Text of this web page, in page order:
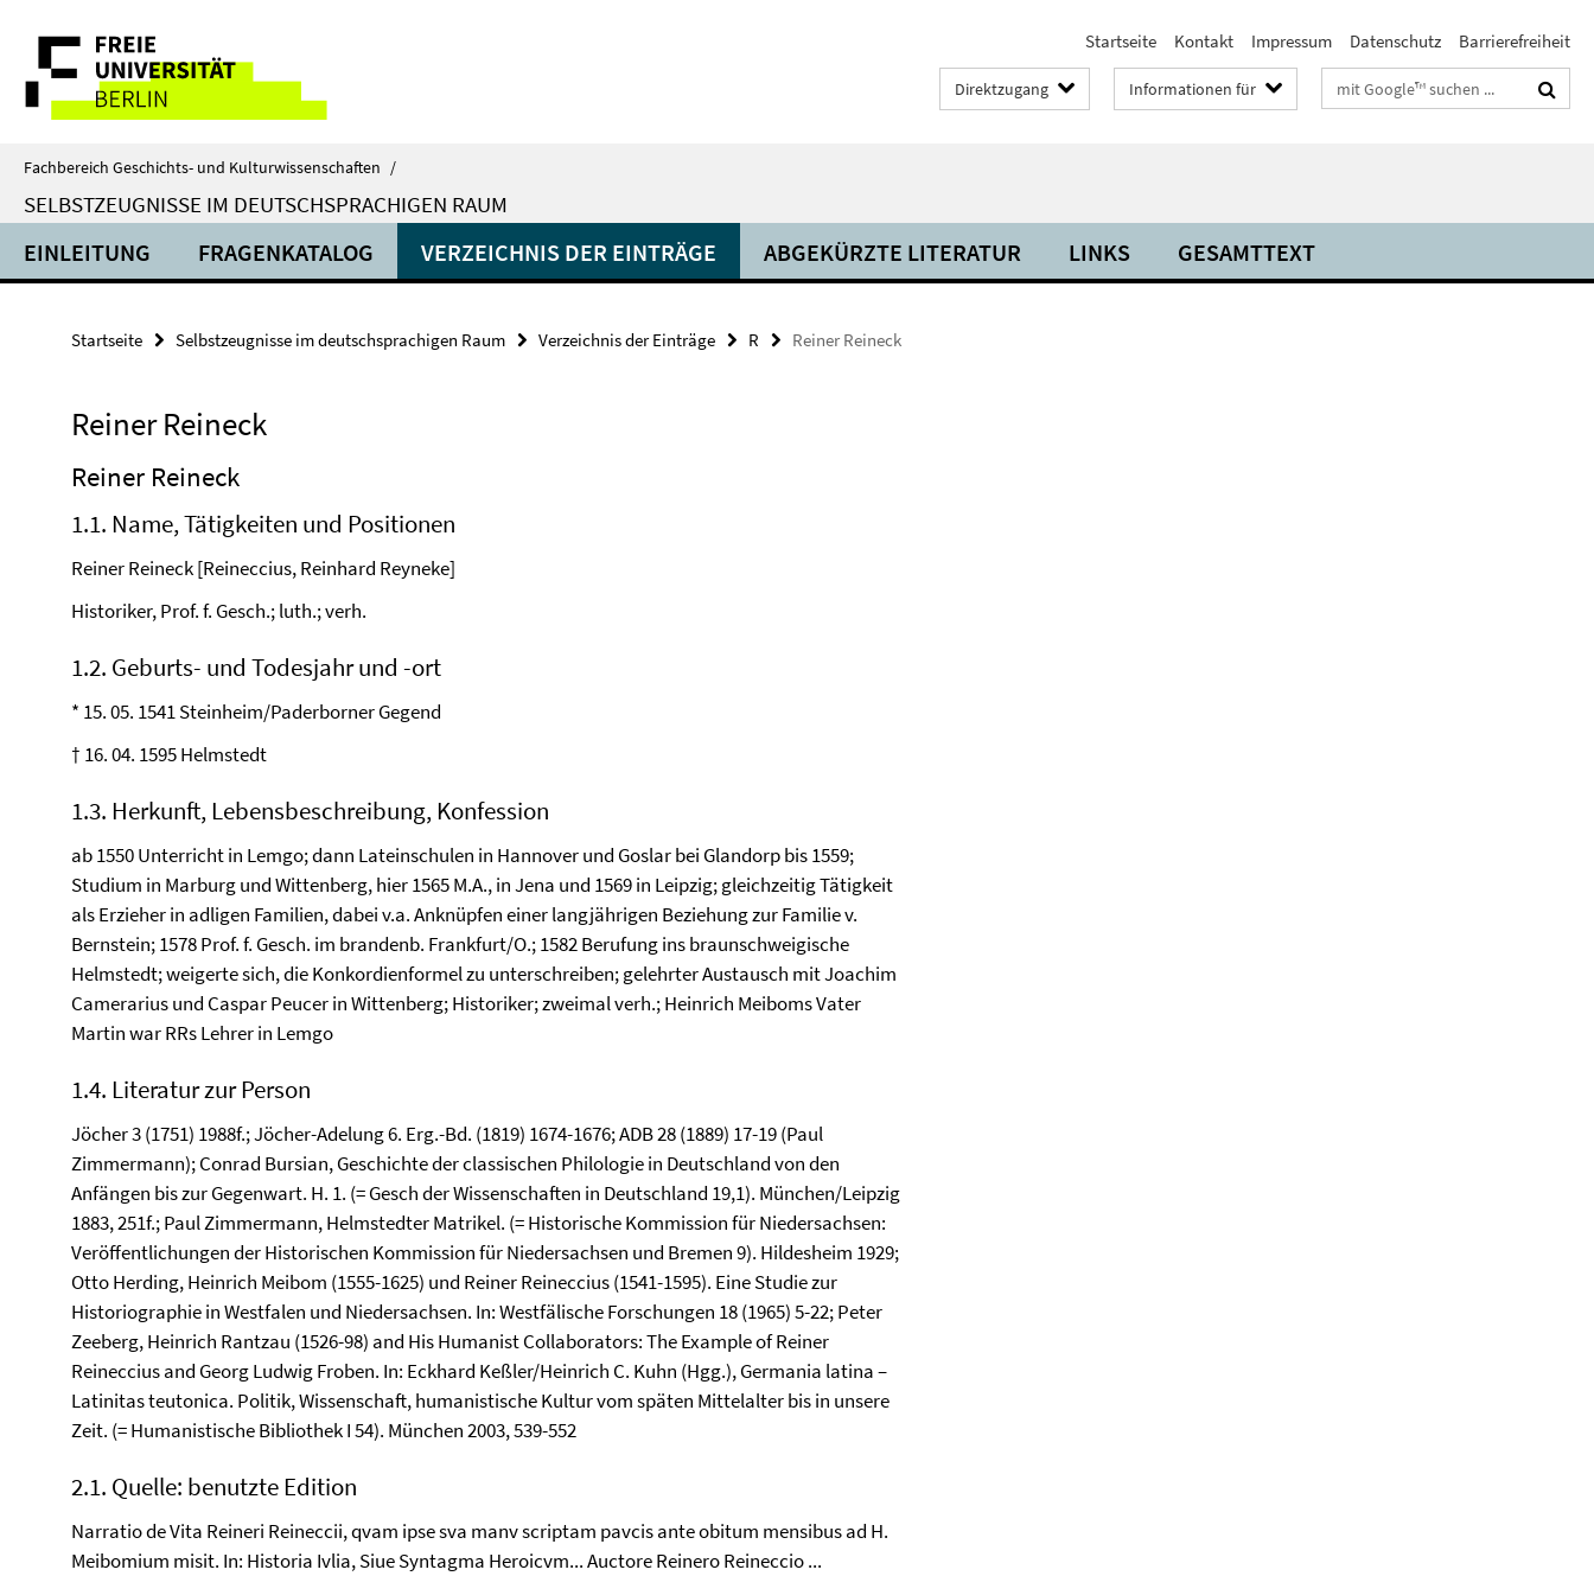
direkt
Inhalt
Service-
Navigation
Startseite Kontakt Impressum Datenschutz Barrierefreiheit
Direktzugang Informationen für Suchbegriffe
Fachbereich Geschichts- und Kulturwissenschaften /
SELBSTZEUGNISSE IM DEUTSCHSPRACHIGEN RAUM
EINLEITUNG FRAGENKATALOG VERZEICHNIS DER EINTRÄGE ABGEKÜRZTE LITERATUR LINKS GESAMTTEXT
Startseite Selbstzeugnisse im deutschsprachigen Raum Verzeichnis der Einträge R Reiner Reineck
Reiner Reineck
Reiner Reineck
1.1. Name, Tätigkeiten und Positionen
Reiner Reineck [Reineccius, Reinhard Reyneke]
Historiker, Prof. f. Gesch.; luth.; verh.
1.2. Geburts- und Todesjahr und -ort
* 15. 05. 1541 Steinheim/Paderborner Gegend
† 16. 04. 1595 Helmstedt
1.3. Herkunft, Lebensbeschreibung, Konfession
ab 1550 Unterricht in Lemgo; dann Lateinschulen in Hannover und Goslar bei Glandorp bis 1559;
Studium in Marburg und Wittenberg, hier 1565 M.A., in Jena und 1569 in Leipzig; gleichzeitig Tätigkeit
als Erzieher in adligen Familien, dabei v.a. Anknüpfen einer langjährigen Beziehung zur Familie v.
Bernstein; 1578 Prof. f. Gesch. im brandenb. Frankfurt/O.; 1582 Berufung ins braunschweigische
Helmstedt; weigerte sich, die Konkordienformel zu unterschreiben; gelehrter Austausch mit Joachim
Camerarius und Caspar Peucer in Wittenberg; Historiker; zweimal verh.; Heinrich Meiboms Vater
Martin war RRs Lehrer in Lemgo
1.4. Literatur zur Person
Jöcher 3 (1751) 1988f.; Jöcher-Adelung 6. Erg.-Bd. (1819) 1674-1676; ADB 28 (1889) 17-19 (Paul
Zimmermann); Conrad Bursian, Geschichte der classischen Philologie in Deutschland von den
Anfängen bis zur Gegenwart. H. 1. (= Gesch der Wissenschaften in Deutschland 19,1). München/Leipzig
1883, 251f.; Paul Zimmermann, Helmstedter Matrikel. (= Historische Kommission für Niedersachsen:
Veröffentlichungen der Historischen Kommission für Niedersachsen und Bremen 9). Hildesheim 1929;
Otto Herding, Heinrich Meibom (1555-1625) und Reiner Reineccius (1541-1595). Eine Studie zur
Historiographie in Westfalen und Niedersachsen. In: Westfälische Forschungen 18 (1965) 5-22; Peter
Zeeberg, Heinrich Rantzau (1526-98) and His Humanist Collaborators: The Example of Reiner
Reineccius and Georg Ludwig Froben. In: Eckhard Keßler/Heinrich C. Kuhn (Hgg.), Germania latina –
Latinitas teutonica. Politik, Wissenschaft, humanistische Kultur vom späten Mittelalter bis in unsere
Zeit. (= Humanistische Bibliothek I 54). München 2003, 539-552
2.1. Quelle: benutzte Edition
Narratio de Vita Reineri Reineccii, qvam ipse sva manv scriptam pavcis ante obitum mensibus ad H.
Meibomium misit. In: Historia Ivlia, Siue Syntagma Heroicvm... Auctore Reinero Reineccio ...